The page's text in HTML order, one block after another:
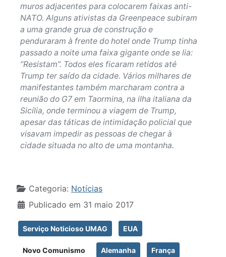
muros adjacentes para colocarem faixas anti-
NATO. Alguns ativistas da Greenpeace subiram
a uma grande grua de construção e
penduraram à frente do hotel onde Trump tinha
passado a noite uma faixa gigante onde se lia:
“Resistam”. Todos eles ficaram retidos até
Trump ter saído da cidade. Vários milhares de
manifestantes também marcharam contra a
reunião do G7 em Taormina, na ilha italiana da
Sicília, onde terminou a viagem de Trump,
apesar das táticas de intimidação policial que
visavam impedir as pessoas de chegar à
cidade situada no alto de uma montanha.
Detalhes
Categoria: Notícias
Publicado em 31 maio 2017
Serviço Noticioso UMAG EUA
Novo Comunismo Alemanha França